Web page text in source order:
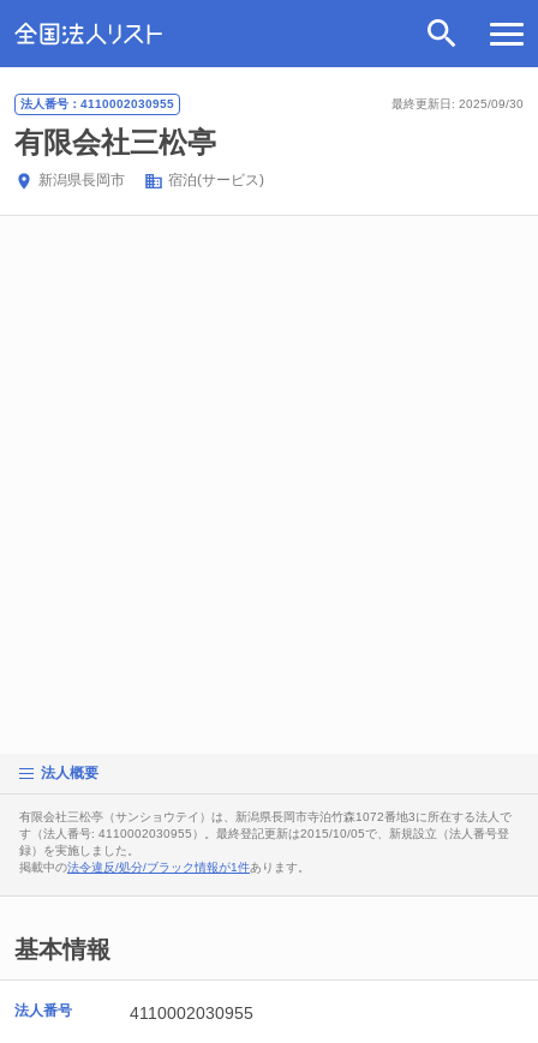
最終更新日: 2025/09/30
法人番号：4110002030955
有限会社三松亭
新潟県長岡市 宿泊(サービス)
法人概要
有限会社三松亭（サンショウテイ）は、新潟県長岡市寺泊竹森1072番地3に所在する法人で
す（法人番号: 4110002030955）。最終登記更新は2015/10/05で、新規設立（法人番号登
録）を実施しました。
掲載中の法令違反/処分/ブラック情報が1件あります。
基本情報
法人番号 4110002030955